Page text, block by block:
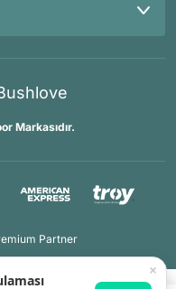
Markasıdır.
Partner
×